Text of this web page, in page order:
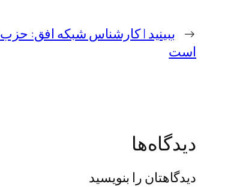
← ببینید | کارشناس شبکه افق:
است
دیدگاه‌ها
دیدگاهتان را بنویسید